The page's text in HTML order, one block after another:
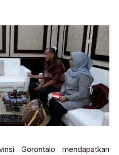
Gorontalo mendapatkan